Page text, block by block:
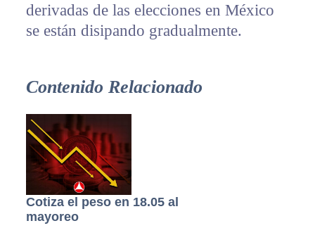
derivadas de las elecciones en México
se están disipando gradualmente.
Contenido Relacionado
Cotiza el peso en 18.05 al
mayoreo